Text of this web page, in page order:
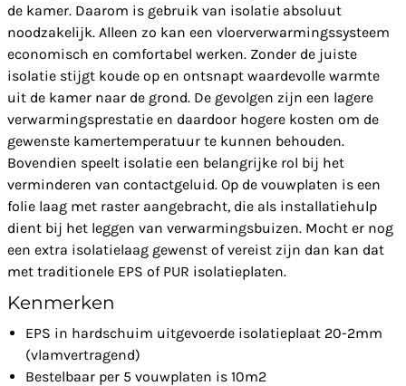
de kamer. Daarom is gebruik van isolatie absoluut
noodzakelijk. Alleen zo kan een vloerverwarmingssysteem
economisch en comfortabel werken. Zonder de juiste
isolatie stijgt koude op en ontsnapt waardevolle warmte
uit de kamer naar de grond. De gevolgen zijn een lagere
verwarmingsprestatie en daardoor hogere kosten om de
gewenste kamertemperatuur te kunnen behouden.
Bovendien speelt isolatie een belangrijke rol bij het
verminderen van contactgeluid. Op de vouwplaten is een
folie laag met raster aangebracht, die als installatiehulp
dient bij het leggen van verwarmingsbuizen. Mocht er nog
een extra isolatielaag gewenst of vereist zijn dan kan dat
met traditionele EPS of PUR isolatieplaten.
Kenmerken
EPS in hardschuim uitgevoerde isolatieplaat 20-2mm
(vlamvertragend)
Bestelbaar per 5 vouwplaten is 10m2